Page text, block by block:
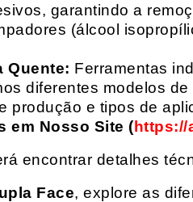
garantindo a
(álcool
Quente: Ferramentas
diferentes modelos
produção e tipos de
em Nosso Site (https://
encontrar detalhes
Face, explore as